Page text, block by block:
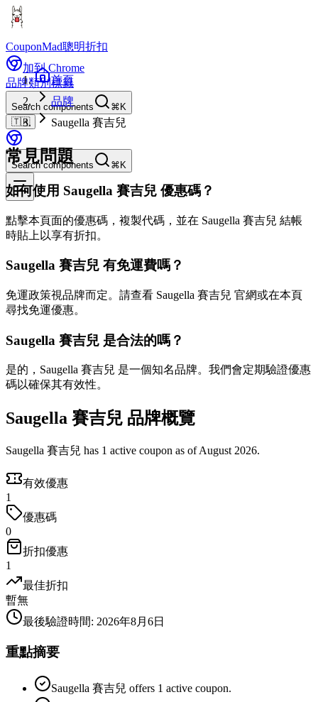
CouponMad聰明折扣
加到 Chrome
品牌類別標籤
Search components
⌘K
🇹🇼
Search components ⌘K
首頁
品牌
Saugella 賽吉兒
常見問題
如何使用 Saugella 賽吉兒 優惠碼？
點擊本頁面的優惠碼，複製代碼，並在 Saugella 賽吉兒 結帳
時貼上以享有折扣。
Saugella 賽吉兒 有免運費嗎？
免運政策視品牌而定。請查看 Saugella 賽吉兒 官網或在本頁
尋找免運優惠。
Saugella 賽吉兒 是合法的嗎？
是的，Saugella 賽吉兒 是一個知名品牌。我們會定期驗證優惠
碼以確保其有效性。
Saugella 賽吉兒 品牌概覽
Saugella 賽吉兒 has 1 active coupon as of August 2026.
有效優惠
1
優惠碼
0
折扣優惠
1
最佳折扣
暫無
最後驗證時間: 2026年8月6日
重點摘要
Saugella 賽吉兒 offers 1 active coupon.